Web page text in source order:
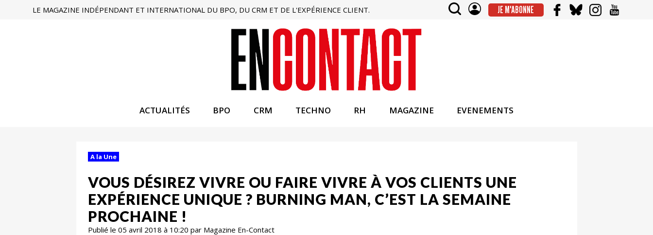
LE MAGAZINE INDÉPENDANT ET INTERNATIONAL DU BPO, DU CRM ET DE L'EXPÉRIENCE CLIENT. JE M'ABONNE
ACTUALITÉS BPO CRM TECHNO RH MAGAZINE EVENEMENTS
A la Une
VOUS DÉSIREZ VIVRE OU FAIRE VIVRE À VOS CLIENTS UNE
EXPÉRIENCE UNIQUE ? BURNING MAN, C’EST LA SEMAINE
PROCHAINE !
Publié le 05 avril 2018 à 10:20 par Magazine En-Contact